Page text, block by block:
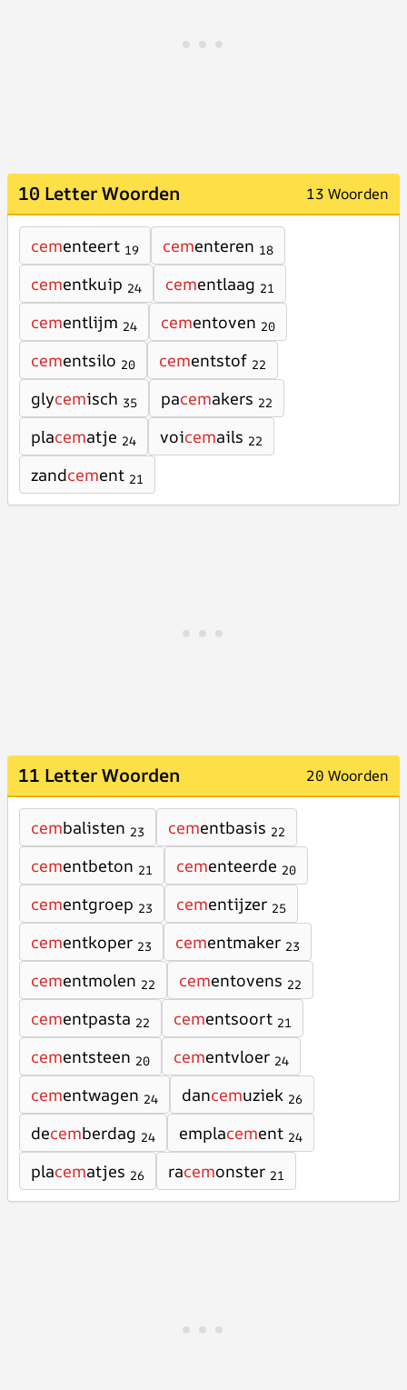
10 Letter Woorden 13 Woorden
cementeert 19 cementeren 18
cementkuip 24 cementlaag 21
cementlijm 24 cementoven 20
cementsilo 20 cementstof 22
glycemisch 35 pacemakers 22
placematje 24 voicemails 22
zandcement 21
11 Letter Woorden 20 Woorden
cembalisten 23 cementbasis 22
cementbeton 21 cementeerde 20
cementgroep 23 cementijzer 25
cementkoper 23 cementmaker 23
cementmolen 22 cementovens 22
cementpasta 22 cementsoort 21
cementsteen 20 cementvloer 24
cementwagen 24 dancemuziek 26
decemberdag 24 emplacement 24
placematjes 26 racemonster 21